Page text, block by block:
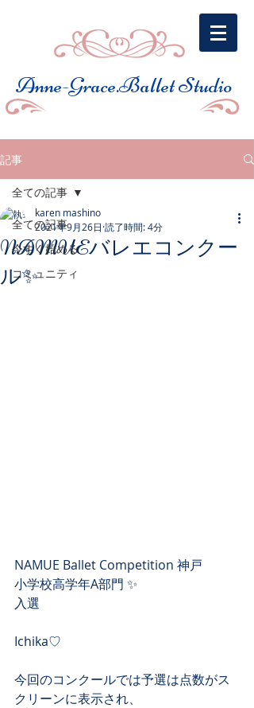
​Anne-Grace.Ballet Studio
記事
全ての記事
今すぐ始める
コミュニティ
全ての記事
NAMUEバレエコンクー
ル✨
karen mashino
2021年9月26日 読了時間: 4分
NAMUE Ballet Competition 神戸
小学校高学年A部門 ✨
入選
Ichika♡
今回のコンクールでは予選は点数がス
クリーンに表示され、